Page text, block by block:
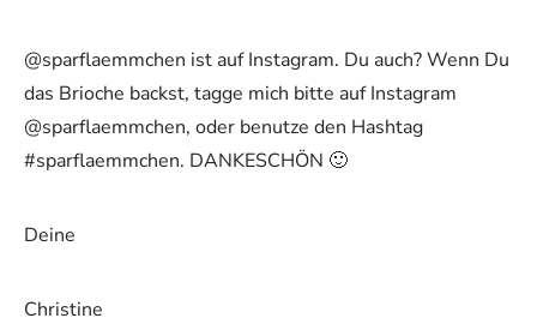
@sparflaemmchen ist auf Instagram. Du auch? Wenn Du
das Brioche backst, tagge mich bitte auf Instagram
@sparflaemmchen, oder benutze den Hashtag
#sparflaemmchen. DANKESCHÖN 🙂
Deine
Christine